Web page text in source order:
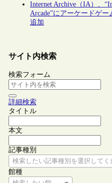
Internet Archive（IA）、
Arcade”にアーケードゲー
追加
サイト内検索
検索フォーム
詳細検索
タイトル
本文
記事種別
検索したい記事種別を選択してく
館種